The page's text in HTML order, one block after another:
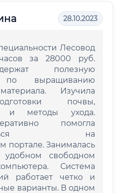
28.10.2023
Лесовод
за 28000 руб.
полезную
по выращиванию
Изучила
почвы,
и методы ухода.
помогла
на
портале. Занималась
свободном
Система
работает четко и
варианты. В одном